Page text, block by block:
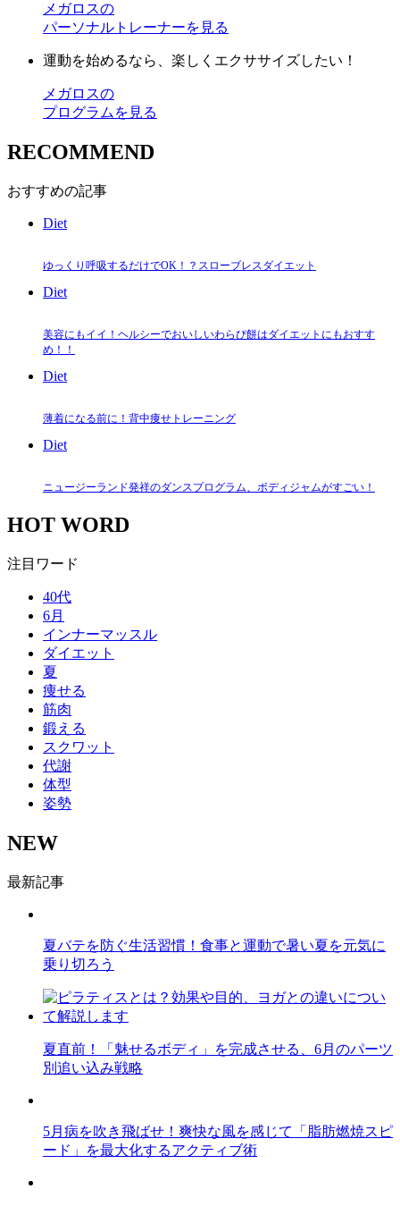
メガロスの
パーソナルトレーナーを見る
運動を始めるなら、楽しくエクササイズしたい！
メガロスの
プログラムを見る
RECOMMEND
おすすめの記事
Diet
ゆっくり呼吸するだけでOK！？スローブレスダイエット
Diet
美容にもイイ！ヘルシーでおいしいわらび餅はダイエットにもおすす
め！！
Diet
薄着になる前に！背中痩せトレーニング
Diet
ニュージーランド発祥のダンスプログラム、ボディジャムがすごい！
HOT WORD
注目ワード
40代
6月
インナーマッスル
ダイエット
夏
痩せる
筋肉
鍛える
スクワット
代謝
体型
姿勢
NEW
最新記事
夏バテを防ぐ生活習慣！食事と運動で暑い夏を元気に
乗り切ろう
夏直前！「魅せるボディ」を完成させる、6月のパーツ
別追い込み戦略
5月病を吹き飛ばせ！爽快な風を感じて「脂肪燃焼スピ
ード」を最大化するアクティブ術